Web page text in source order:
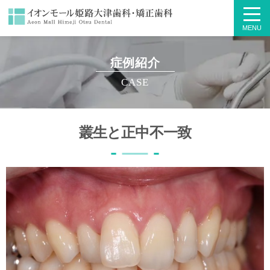
MENU
症例紹介
CASE
叢生と正中不一致